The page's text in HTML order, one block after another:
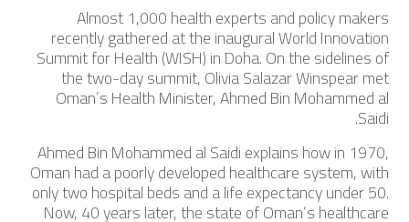
Almost 1,000 health experts and policy makers
recently gathered at the inaugural World Innovation
Summit for Health (WISH) in Doha. On the sidelines of
the two-day summit, Olivia Salazar Winspear met
Oman’s Health Minister, Ahmed Bin Mohammed al
Saidi.
Ahmed Bin Mohammed al Saidi explains how in 1970,
Oman had a poorly developed healthcare system, with
only two hospital beds and a life expectancy under 50.
Now, 40 years later, the state of Oman’s healthcare